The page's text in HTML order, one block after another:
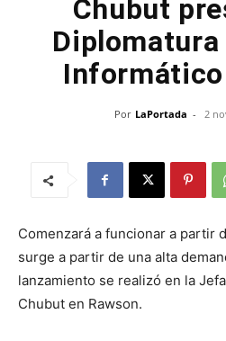
Chubut
Por LaPortada - 2
Comenzará a funcionar a partir
surge a partir de una alta
lanzamiento se realizó en la
Chubut en Rawson.